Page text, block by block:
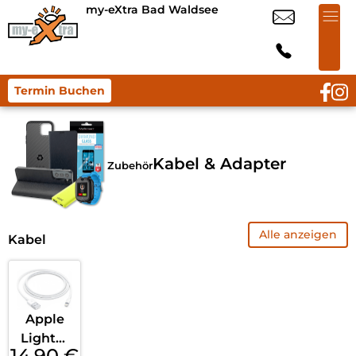
my-eXtra Bad Waldsee
Termin Buchen
ZubehörKabel & Adapter
Kabel Alle anzeigen
Apple
Lightni